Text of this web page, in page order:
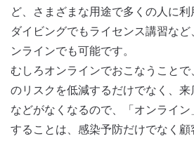
ど、さまざまな用途で多くの人に利
ダイビングでもライセンス講習な
ンラインでも可能です。
むしろオンラインでおこなうこと
のリスクを低減するだけでなく、
などがなくなるので、「オンライ
することは、感染予防だけでなく